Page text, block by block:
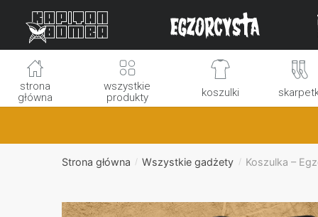
navigation
content
strona
główna
wszystkie
produkty
koszulki
Strona główna / Wszystkie gadżety / Koszulka –